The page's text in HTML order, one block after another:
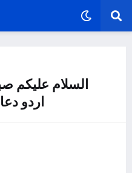
السلام علیکم
اردو